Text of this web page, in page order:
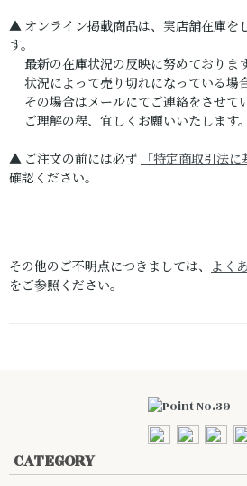
▲ オンライン掲載商品は、実店舗在庫を
す。
最新の在庫状況の反映に努めております
状況によって売り切れになっている場
その場合はメールにてご連絡をさせて
ご理解の程、宜しくお願いいたします。
▲ ご注文の前には必ず 「特定商取引法に
確認ください。
その他のご不明点につきましては、 よく
をご参照ください。
CATEGORY